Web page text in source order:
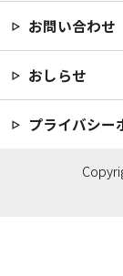
お問い合わせ
おしらせ
プライバシー